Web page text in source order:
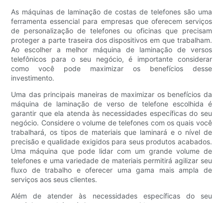
As máquinas de laminação de costas de telefones são uma
ferramenta essencial para empresas que oferecem serviços
de personalização de telefones ou oficinas que precisam
proteger a parte traseira dos dispositivos em que trabalham.
Ao escolher a melhor máquina de laminação de versos
telefônicos para o seu negócio, é importante considerar
como você pode maximizar os benefícios desse
investimento.
Uma das principais maneiras de maximizar os benefícios da
máquina de laminação de verso de telefone escolhida é
garantir que ela atenda às necessidades específicas do seu
negócio. Considere o volume de telefones com os quais você
trabalhará, os tipos de materiais que laminará e o nível de
precisão e qualidade exigidos para seus produtos acabados.
Uma máquina que pode lidar com um grande volume de
telefones e uma variedade de materiais permitirá agilizar seu
fluxo de trabalho e oferecer uma gama mais ampla de
serviços aos seus clientes.
Além de atender às necessidades específicas do seu